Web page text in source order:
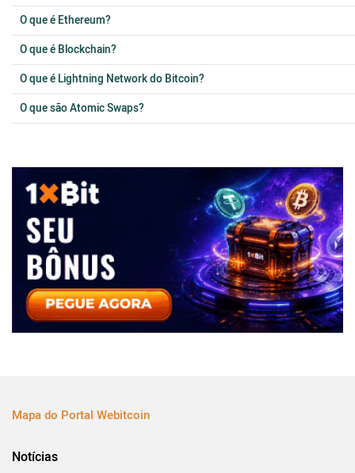
O que é Ethereum?
O que é Blockchain?
O que é Lightning Network do Bitcoin?
O que são Atomic Swaps?
Mapa do Portal Webitcoin
Notícias